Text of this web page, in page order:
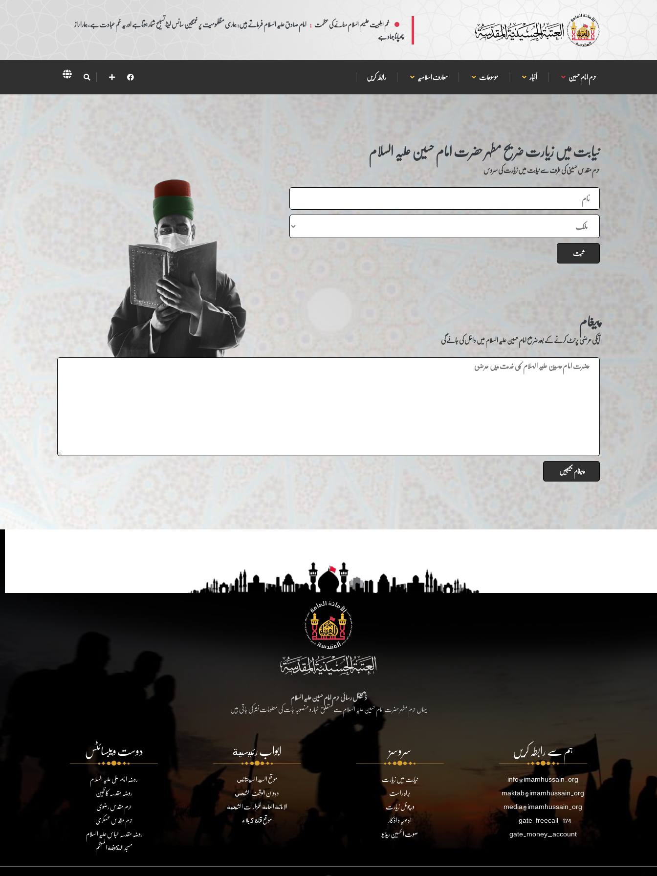
غم اہلبیت علیہم السلام منانے کی عظمت : امام صادق علیہ السلام فرماتے ہیں: ہماری مظلمومیت پر غمگین سانس لینا تسبیح شمار ہوتا ہے اور یہ غم عبادت ہے، ہمارا راز
چھپانا جہاد ہے
حرم امام حسین أخبار موسوعات معارف اسلامیہ رابطہ کریں
نیابت میں زیارت ضریح مطہر حضرت امام حسین علیہ السلام
حرم مقدس حسینی کی طرف سے نیابت میں زیارت کی سروس
ثبت
پیغام
آپکی عرضی پرنٹ کرنے کے بعد ضریح امام حسین علیہ السلام میں داخل کی جائے گی
پیغام بھیجیں
ڈیجیٹل رسائی حرم امام حسین علیہ السلام
یہاں حرم مطہر حضرت امام حسین علیہ السلام سے متعلق اخبار و منصوبہ جات کی معلومات نشر کی جاتی ہیں
ہم سے رابطہ کریں
info@imamhussain.org
maktab@imamhussain.org
media@imamhussain.org
gate.freecall 174
gate.money_account
سروسز
نیابت میں زیارت
براہ راست
ورچوئل زیارت
ادعیہ و اذکار
صوت الحسین ریڈیو
ابواب رئيسية
موقع السيد السيستاني
ديوان الوقف الشيعي
الامانة العامة للمزارات الشيعية
موقع قناة كربلاء
دوست ویبسائٹس
روضہ امام علی علیہ السلام
روضہ مقدسہ کاظمین
حرم مقدس رضوی
حرم مقدس عسکری
روضہ مقدسہ عباس علیہ السلام
مسجد الكوفة المعظم